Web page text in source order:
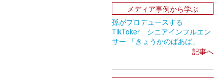
メディア事例から学ぶ
孫がプロデュースする
TikToker シニアインフルエン
サー 「きょうかのばあば」
記事へ